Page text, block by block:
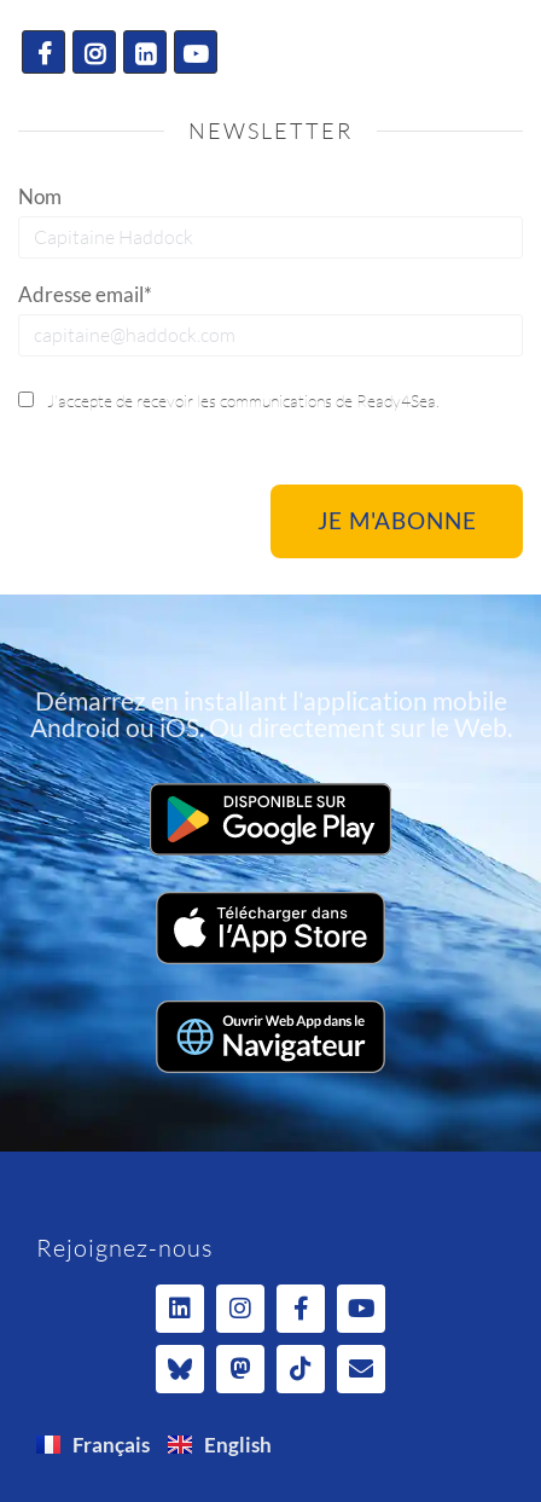
NEWSLETTER
Nom
Adresse email*
J’accepte de recevoir les communications de Ready4Sea.
Démarrez en installant l'application mobile
Android ou iOS. Ou directement sur le Web.
Rejoignez-nous
Français English